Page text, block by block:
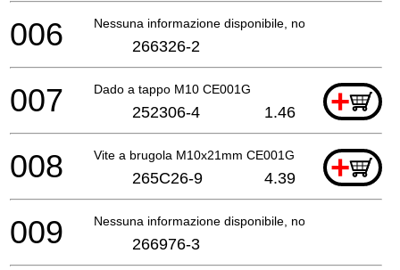
Nessuna informazione disponibile, non ordinabile
006 266326-2
Dado a tappo M10 CE001G +
007 252306-4 1.46
Vite a brugola M10x21mm CE001G +
008 265C26-9 4.39
Nessuna informazione disponibile, non ordinabile
009 266976-3